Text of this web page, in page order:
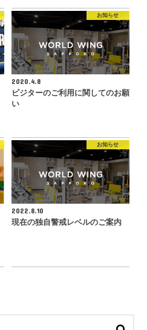
お知らせ
2020.4.8
ビジターのご利用に関してのお願
い
お知らせ
2022.8.10
現在の独自警戒レベルのご案内